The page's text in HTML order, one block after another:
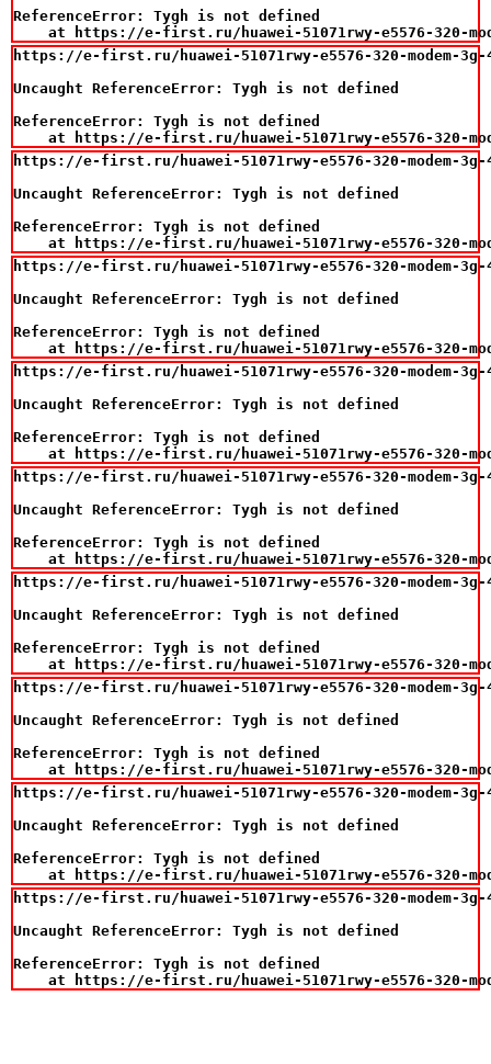
ReferenceError: Tygh is not defined
at https://e-first.ru/huawei-51071rwy-e5576-320-
https://e-first.ru/huawei-51071rwy-e5576-320-modem-
Uncaught ReferenceError: Tygh is not defined
ReferenceError: Tygh is not defined
at https://e-first.ru/huawei-51071rwy-e5576-320-
https://e-first.ru/huawei-51071rwy-e5576-320-modem-
Uncaught ReferenceError: Tygh is not defined
ReferenceError: Tygh is not defined
at https://e-first.ru/huawei-51071rwy-e5576-320-
https://e-first.ru/huawei-51071rwy-e5576-320-modem-
Uncaught ReferenceError: Tygh is not defined
ReferenceError: Tygh is not defined
at https://e-first.ru/huawei-51071rwy-e5576-320-
https://e-first.ru/huawei-51071rwy-e5576-320-modem-
Uncaught ReferenceError: Tygh is not defined
ReferenceError: Tygh is not defined
at https://e-first.ru/huawei-51071rwy-e5576-320-
https://e-first.ru/huawei-51071rwy-e5576-320-modem-
Uncaught ReferenceError: Tygh is not defined
ReferenceError: Tygh is not defined
at https://e-first.ru/huawei-51071rwy-e5576-320-
https://e-first.ru/huawei-51071rwy-e5576-320-modem-
Uncaught ReferenceError: Tygh is not defined
ReferenceError: Tygh is not defined
at https://e-first.ru/huawei-51071rwy-e5576-320-
https://e-first.ru/huawei-51071rwy-e5576-320-modem-
Uncaught ReferenceError: Tygh is not defined
ReferenceError: Tygh is not defined
at https://e-first.ru/huawei-51071rwy-e5576-320-
https://e-first.ru/huawei-51071rwy-e5576-320-modem-
Uncaught ReferenceError: Tygh is not defined
ReferenceError: Tygh is not defined
at https://e-first.ru/huawei-51071rwy-e5576-320-
https://e-first.ru/huawei-51071rwy-e5576-320-modem-
Uncaught ReferenceError: Tygh is not defined
ReferenceError: Tygh is not defined
at https://e-first.ru/huawei-51071rwy-e5576-320-